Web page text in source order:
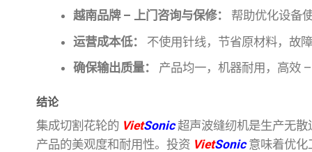
越南品牌 – 上门咨询与保修：
帮助优化设备使
运营成本低：
不使用针线，节省原材料，故障
确保输出质量：
产品均一，机器耐用，高效 –
结论
集成切割花轮的 VietSonic超声波缝纫机是生产无散
产品的美观度和耐用性。投资 VietSonic意味着优化